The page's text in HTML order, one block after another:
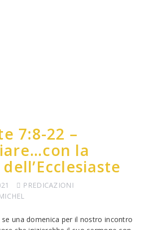
7:8-22 –
la
PREDICAZIONI
una domenica per il nostro incontro